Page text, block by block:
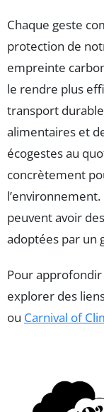
Chaque geste
protection de
empreinte
le rendre plus
transport
alimentaires et
écogestes au
concrètement
l’environnement.
peuvent avoir
adoptées par un
Pour approfondir
explorer des
ou Carnival of